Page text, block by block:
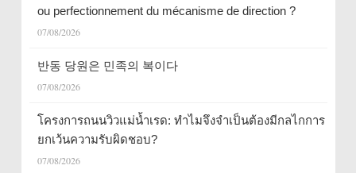
ou perfectionnement du mécanisme de direction ?
07/08/2026
반동 당원은 민족의 복이다
07/08/2026
โครงการถนนวิวแม่น้ำเรด: ทำไมจึงจำเป็นต้องมีกลไกการ
ยกเว้นความรับผิดชอบ?
07/08/2026